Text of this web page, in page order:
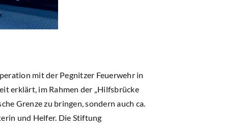
mit der Pegnitzer Feuerwehr in
erklärt, im Rahmen der „Hilfsbrücke
Grenze zu bringen, sondern auch ca.
und Helfer. Die Stiftung